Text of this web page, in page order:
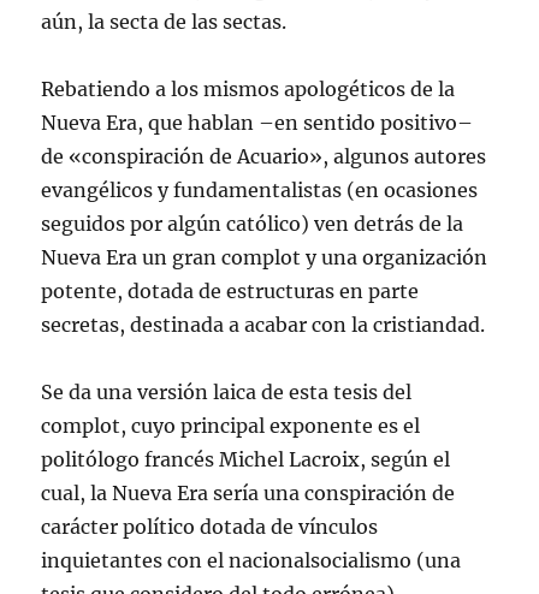
aún, la secta de las sectas.
Rebatiendo a los mismos apologéticos de la
Nueva Era, que hablan –en sentido positivo–
de «conspiración de Acuario», algunos autores
evangélicos y fundamentalistas (en ocasiones
seguidos por algún católico) ven detrás de la
Nueva Era un gran complot y una organización
potente, dotada de estructuras en parte
secretas, destinada a acabar con la cristiandad.
Se da una versión laica de esta tesis del
complot, cuyo principal exponente es el
politólogo francés Michel Lacroix, según el
cual, la Nueva Era sería una conspiración de
carácter político dotada de vínculos
inquietantes con el nacionalsocialismo (una